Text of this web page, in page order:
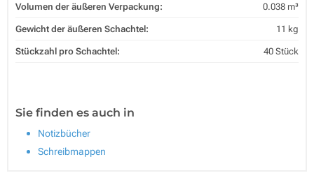
Volumen der äußeren Verpackung: 0.038 m³
Gewicht der äußeren Schachtel: 11 kg
Stückzahl pro Schachtel: 40 Stück
Sie finden es auch in
Notizbücher
Schreibmappen